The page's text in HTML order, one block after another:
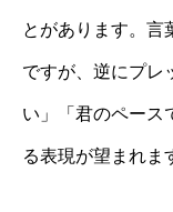
とがあります。言
ですが、逆にプレ
い」「君のペース
る表現が望まれま